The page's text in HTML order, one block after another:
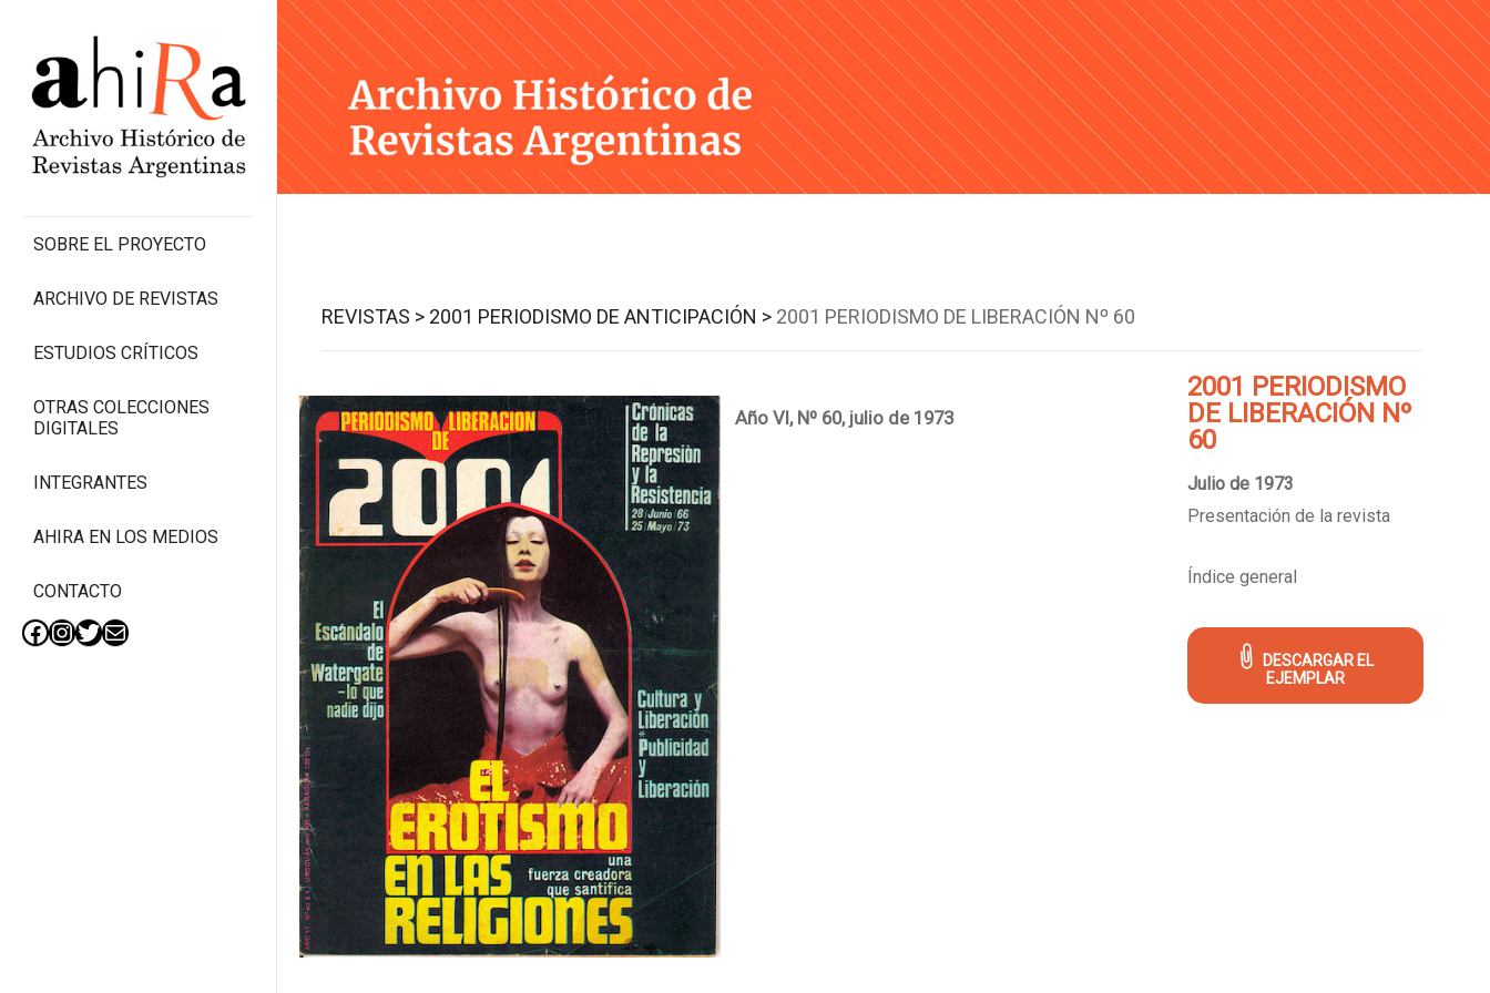
Skip
to
content
SOBRE EL PROYECTO
ARCHIVO DE REVISTAS
ESTUDIOS CRÍTICOS
OTRAS COLECCIONES
DIGITALES
INTEGRANTES
AHIRA EN LOS MEDIOS
CONTACTO
Facebook
Instagram
Twitter
Mail
REVISTAS > 2001 PERIODISMO DE ANTICIPACIÓN > 2001 PERIODISMO DE LIBERACIÓN Nº 60
Año VI, Nº 60, julio de 1973
2001 PERIODISMO
DE LIBERACIÓN Nº
60
Julio de 1973
Presentación de la revista
Índice general
DESCARGAR EL
EJEMPLAR